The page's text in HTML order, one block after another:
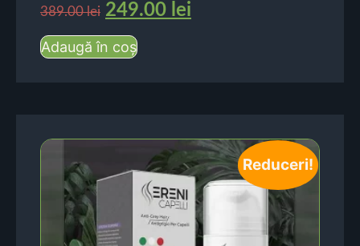
389.00lei 249.00 lei
Adaugă în coș
Reduceri!